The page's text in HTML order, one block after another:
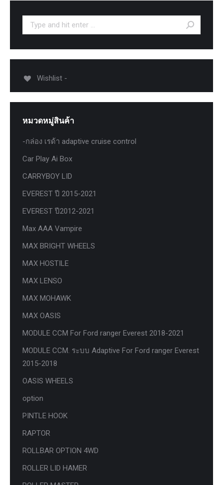
Search:
Wishlist -
หมวดหมู่สินค้า
-กล่อง เรด้า adaptive cruise control
Car Play Ai Box
CARRYBOY LID
EVEREST ปี 2015-2021
EVEREST ปี2012-2021
Max AAA Vampire
MAX BRIGHT WHEELS
MAX HOSTILE
MAX LENSO
MAX MOHAWK
MAX OASIS
MODULE CCM For Ford ranger Everest 2018-2021
MODULE CCM. ระบบ Adaptive For Ford ranger Everest
2015-2018
OASIS WHEELS
option
PINTLE HOOK
RAPTOR
ROLLBAR OPTION 4WD
ROLLER LID HAMER